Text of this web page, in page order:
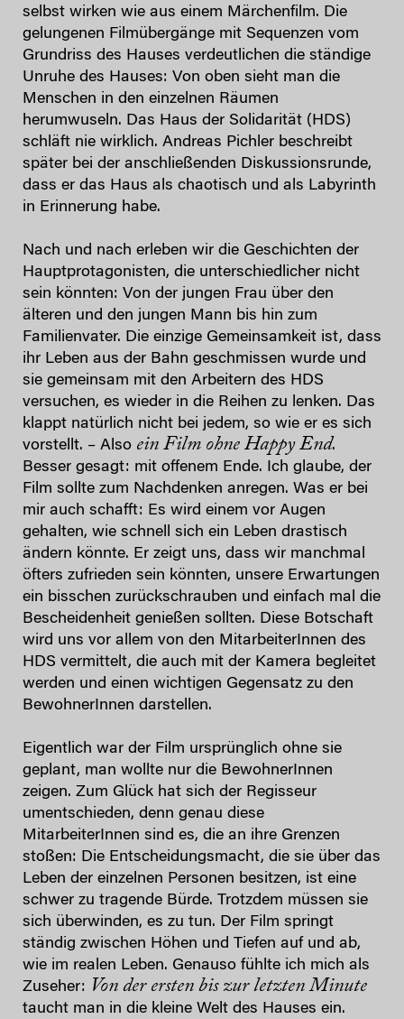
selbst wirken wie aus einem Märchenfilm. Die
gelungenen Filmübergänge mit Sequenzen vom
Grundriss des Hauses verdeutlichen die ständige
Unruhe des Hauses: Von oben sieht man die
Menschen in den einzelnen Räumen
herumwuseln. Das Haus der Solidarität (HDS)
schläft nie wirklich. Andreas Pichler beschreibt
später bei der anschließenden Diskussionsrunde,
dass er das Haus als chaotisch und als Labyrinth
in Erinnerung habe.
Nach und nach erleben wir die Geschichten der
Hauptprotagonisten, die unterschiedlicher nicht
sein könnten: Von der jungen Frau über den
älteren und den jungen Mann bis hin zum
Familienvater. Die einzige Gemeinsamkeit ist, dass
ihr Leben aus der Bahn geschmissen wurde und
sie gemeinsam mit den Arbeitern des HDS
versuchen, es wieder in die Reihen zu lenken. Das
klappt natürlich nicht bei jedem, so wie er es sich
vorstellt. – Also ein Film ohne Happy End.
Besser gesagt: mit offenem Ende. Ich glaube, der
Film sollte zum Nachdenken anregen. Was er bei
mir auch schafft: Es wird einem vor Augen
gehalten, wie schnell sich ein Leben drastisch
ändern könnte. Er zeigt uns, dass wir manchmal
öfters zufrieden sein könnten, unsere Erwartungen
ein bisschen zurückschrauben und einfach mal die
Bescheidenheit genießen sollten. Diese Botschaft
wird uns vor allem von den MitarbeiterInnen des
HDS vermittelt, die auch mit der Kamera begleitet
werden und einen wichtigen Gegensatz zu den
BewohnerInnen darstellen.
Eigentlich war der Film ursprünglich ohne sie
geplant, man wollte nur die BewohnerInnen
zeigen. Zum Glück hat sich der Regisseur
umentschieden, denn genau diese
MitarbeiterInnen sind es, die an ihre Grenzen
stoßen: Die Entscheidungsmacht, die sie über das
Leben der einzelnen Personen besitzen, ist eine
schwer zu tragende Bürde. Trotzdem müssen sie
sich überwinden, es zu tun. Der Film springt
ständig zwischen Höhen und Tiefen auf und ab,
wie im realen Leben. Genauso fühlte ich mich als
Zuseher: Von der ersten bis zur letzten Minute
taucht man in die kleine Welt des Hauses ein.